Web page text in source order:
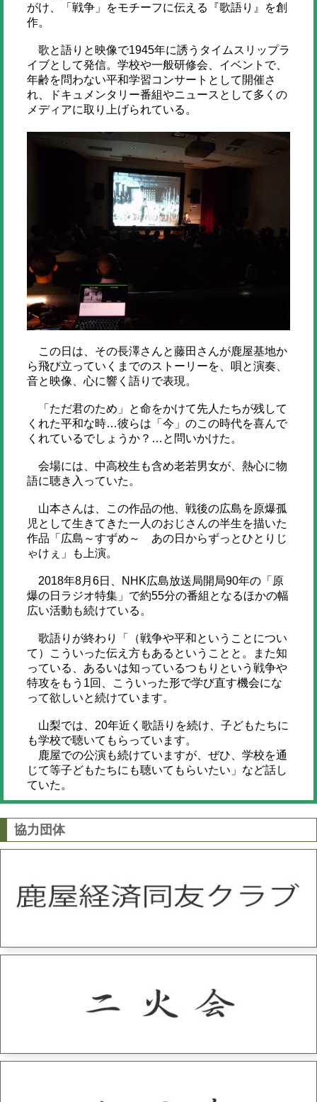
がけ、「戦争」をモチーフに伝える『歌語り』を創
作。
歌と語りと映像で1945年に誘うタイムスリップラ
イブとして発信。学校や一般研修会、イベントで、
年齢を問わない平和学習コンサートとして開催さ
れ、ドキュメンタリー番組やニュースとして多くの
メディアに取り上げられている。
この日は、その長澤さんと藤田さんが鹿屋基地か
ら飛び立っていくまでのストーリーを、唄と演奏、
音と映像、心に響く語りで表現。
「ただ君のため」と命をかけて先人たちが残して
くれた平和な時…彼らは「今」のこの時代を喜んで
くれているでしょうか？…と問いかけた。
会場には、中高校生も含め老若男女が、熱心に物
語に聴き入っていた。
山本さんは、この作品の他、戦後の広島を原爆孤
児として生きてきた一人のおじさんの半生を描いた
作品「広島～すずめ～ あの日からずっとひとりじ
ゃけぇ」も上演。
2018年8月6日、NHK広島放送局開局90年の「原
爆の日ラジオ特集」で約55分の番組となるほかの幅
広い活動も続けている。
歌語りが終わり「（戦争や平和ということについ
て）こういった伝え方もあるということと。また知
っている、あるいは知っているつもりという戦争や
特攻をもう1回、こういった形で学び直す機会にな
って欲しいと続けています。
山梨では、20年近く歌語りを続け、子どもたちに
も学校で聴いてもらっています。
鹿屋での公演も続けていますが、ぜひ、学校を通
じて等子どもたちにも聴いてもらいたい」など話し
ていた。
協力団体